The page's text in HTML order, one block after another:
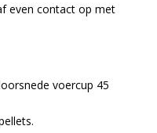
even contact op met
voercup 45